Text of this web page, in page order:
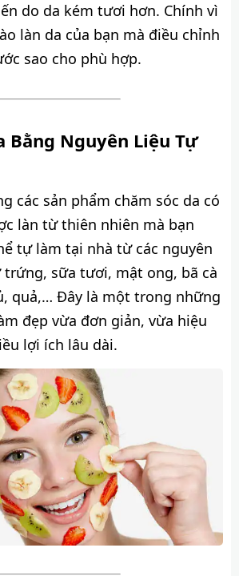
do da kém tươi hơn. Chính vì
làn da của bạn mà điều chỉnh
sao cho phù hợp.
Bằng Nguyên Liệu Tự
các sản phẩm chăm sóc da có
làn từ thiên nhiên mà bạn
tự làm tại nhà từ các nguyên
trứng, sữa tươi, mật ong, bã cà
quả,… Đây là một trong những
đẹp vừa đơn giản, vừa hiệu
lợi ích lâu dài.